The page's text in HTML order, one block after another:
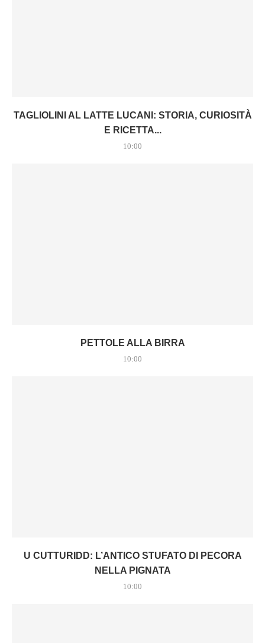
TAGLIOLINI AL LATTE LUCANI: STORIA, CURIOSITÀ
E RICETTA...
10:00
PETTOLE ALLA BIRRA
10:00
U CUTTURIDD: L’ANTICO STUFATO DI PECORA
NELLA PIGNATA
10:00